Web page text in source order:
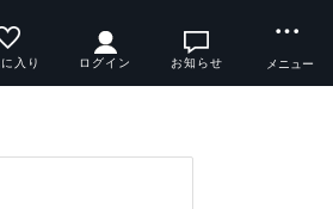
入り ログイン お知らせ メニュー